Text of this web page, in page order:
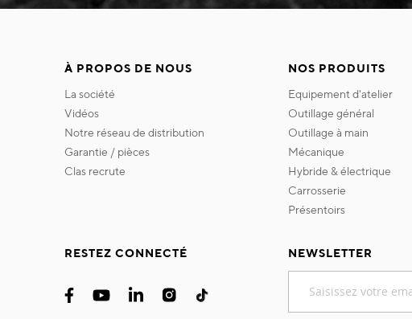
À PROPOS DE NOUS
la société
vidéos
notre réseau de distribution
garantie / pièces
clas recrute
NOS PRODUITS
equipement d'atelier
outillage général
outillage à main
mécanique
hybride & électrique
carrosserie
présentoirs
RESTEZ CONNECTÉ
NEWSLETTER
notre